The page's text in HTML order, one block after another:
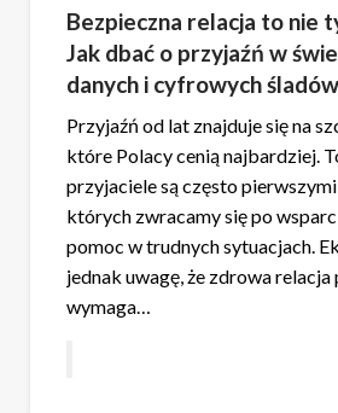
Bezpieczna relacja to nie
Jak dbać o przyjaźń w
danych i cyfrowych
Przyjaźń od lat znajduje się na
które Polacy cenią najbardziej.
przyjaciele są często
których zwracamy się po
pomoc w trudnych sytuacjach.
jednak uwagę, że zdrowa
wymaga…